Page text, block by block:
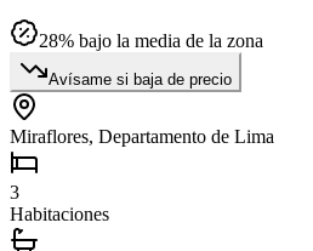
28% bajo la media de la zona
Avísame si baja de precio
Miraflores, Departamento de Lima
3
Habitaciones